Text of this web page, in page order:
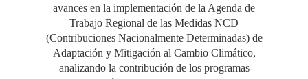
avances en la implementación de la Agenda de
Trabajo Regional de las Medidas NCD
(Contribuciones Nacionalmente Determinadas) de
Adaptación y Mitigación al Cambio Climático,
analizando la contribución de los programas